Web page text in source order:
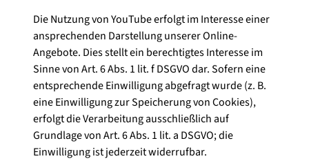
Die Nutzung von YouTube erfolgt im Interesse einer
ansprechenden Darstellung unserer Online-
Angebote. Dies stellt ein berechtigtes Interesse im
Sinne von Art. 6 Abs. 1 lit. f DSGVO dar. Sofern eine
entsprechende Einwilligung abgefragt wurde (z. B.
eine Einwilligung zur Speicherung von Cookies),
erfolgt die Verarbeitung ausschließlich auf
Grundlage von Art. 6 Abs. 1 lit. a DSGVO; die
Einwilligung ist jederzeit widerrufbar.